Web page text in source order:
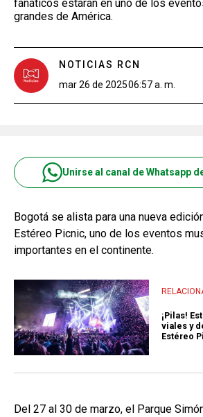
fanáticos estarán en uno de los
grandes de América.
NOTICIAS RCN
mar 26 de 202506:57 a. m.
Unirse al canal de Whatsapp
Bogotá se alista para una nueva
Estéreo Picnic, uno de los eventos
importantes en el continente.
¡Pilas!
viales y
Estéreo
Del 27 al 30 de marzo, el Parque